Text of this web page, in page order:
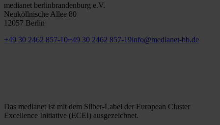
medianet berlinbrandenburg e.V.
Neuköllnische Allee 80
12057 Berlin
+49 30 2462 857-10+49 30 2462 857-19info@medianet-bb.de
Das medianet ist mit dem Silber-Label der European Cluster
Excellence Initiative (ECEI) ausgezeichnet.